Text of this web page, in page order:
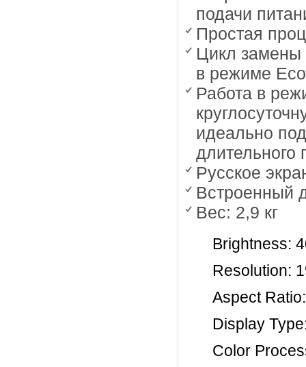
подачи
Простая
Цикл замены
в режиме
Работа в
идеально
длительного
Русское
Встроенный
Вес: 2,9 кг
Brightness:
Resolution:
Aspect
Display
Color